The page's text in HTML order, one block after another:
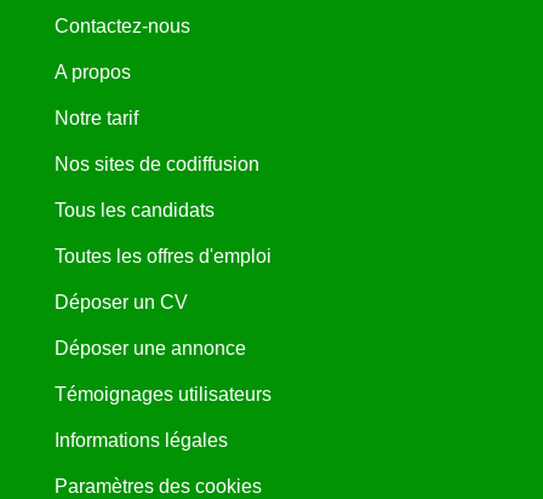
Contactez-nous
A propos
Notre tarif
Nos sites de codiffusion
Tous les candidats
Toutes les offres d'emploi
Déposer un CV
Déposer une annonce
Témoignages utilisateurs
Informations légales
Paramètres des cookies